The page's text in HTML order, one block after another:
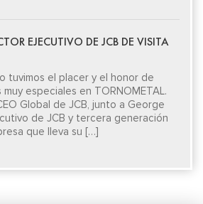
EJECUTIVO DE JCB DE VISITA
tuvimos el placer y el honor de
especiales en TORNOMETAL.
Global de JCB, junto a George
de JCB y tercera generación
que lleva su […]